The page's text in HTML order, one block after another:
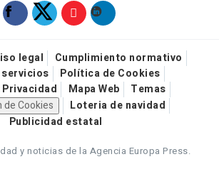
legal
Cumplimiento normativo
Política de Cookies
Mapa Web
Temas
de Cookies
Loteria de navidad
Publicidad estatal
y noticias de la Agencia Europa Press.